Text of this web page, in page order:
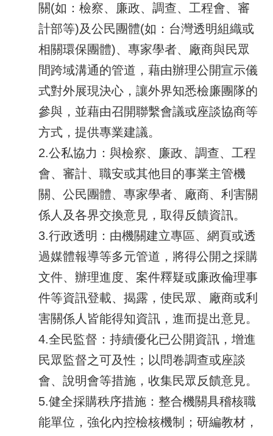
關(如：檢察、廉政、調查、工程會、審
計部等)及公民團體(如：台灣透明組織或
相關環保團體)、專家學者、廠商與民眾
間跨域溝通的管道，藉由辦理公開宣示儀
式對外展現決心，讓外界知悉檢廉團隊的
參與，並藉由召開聯繫會議或座談協商等
方式，提供專業建議。
2.公私協力：與檢察、廉政、調查、工程
會、審計、職安或其他目的事業主管機
關、公民團體、專家學者、廠商、利害關
係人及各界交換意見，取得反饋資訊。
3.行政透明：由機關建立專區、網頁或透
過媒體報導等多元管道，將得公開之採購
文件、辦理進度、案件釋疑或廉政倫理事
件等資訊登載、揭露，使民眾、廠商或利
害關係人皆能得知資訊，進而提出意見。
4.全民監督：持續優化已公開資訊，增進
民眾監督之可及性；以問卷調查或座談
會、說明會等措施，收集民眾反饋意見。
5.健全採購秩序措施：整合機關具稽核職
能單位，強化內控檢核機制；研編教材，